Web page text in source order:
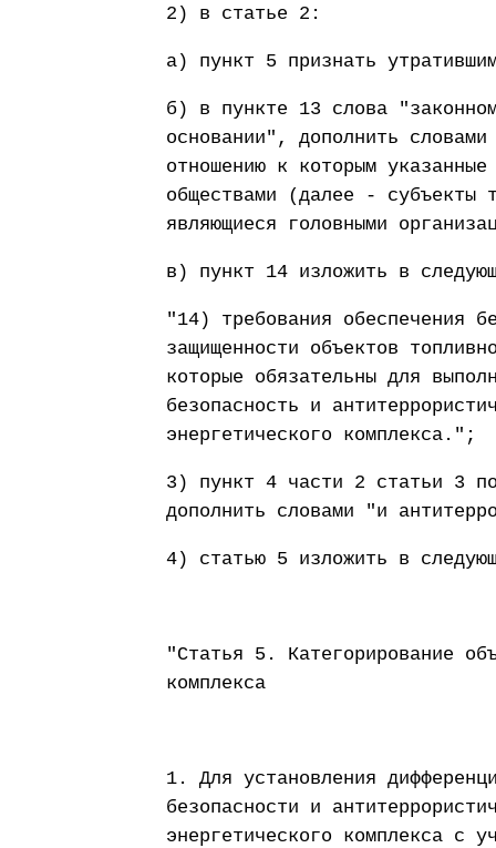
2) в статье 2:
а) пункт 5 признать
б) в пункте 13 слова
основании", дополнить
отношению к которым
обществами (далее - субъекты
являющиеся головными
в) пункт 14 изложить в
"14) требования обеспечения
защищенности объектов
которые обязательны для
безопасность и
энергетического комплекса.";
3) пункт 4 части 2 статьи 3
дополнить словами "и
4) статью 5 изложить в
"Статья 5. Категорирование
комплекса
1. Для установления
безопасности и
энергетического комплекса с